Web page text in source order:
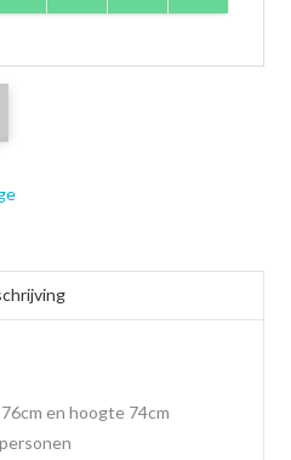
en hoogte 74cm